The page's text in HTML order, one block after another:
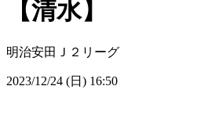
【清水】
明治安田Ｊ２リーグ
2023/12/24 (日) 16:50